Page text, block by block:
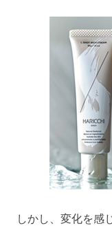
しかし、変化を感